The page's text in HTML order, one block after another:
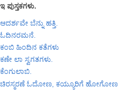
ಇ ಪುಸ್ತಕಗಳು.
ಆದರ್ಶವೇ ಬೆನ್ನು ಹತ್ತಿ.
ಓದಿನರಮನೆ.
ಕಂಬಿ ಹಿಂದಿನ ಕತೆಗಳು
ಕಣೇ ಲಾ ಸ್ವಗತಗಳು.
ಕೆಂಗುಲಾಬಿ.
ಚಿರಸ್ಮರಣೆ ಓದೋಣ, ಕಯ್ಯೂರಿಗೆ ಹೋಗೋಣ